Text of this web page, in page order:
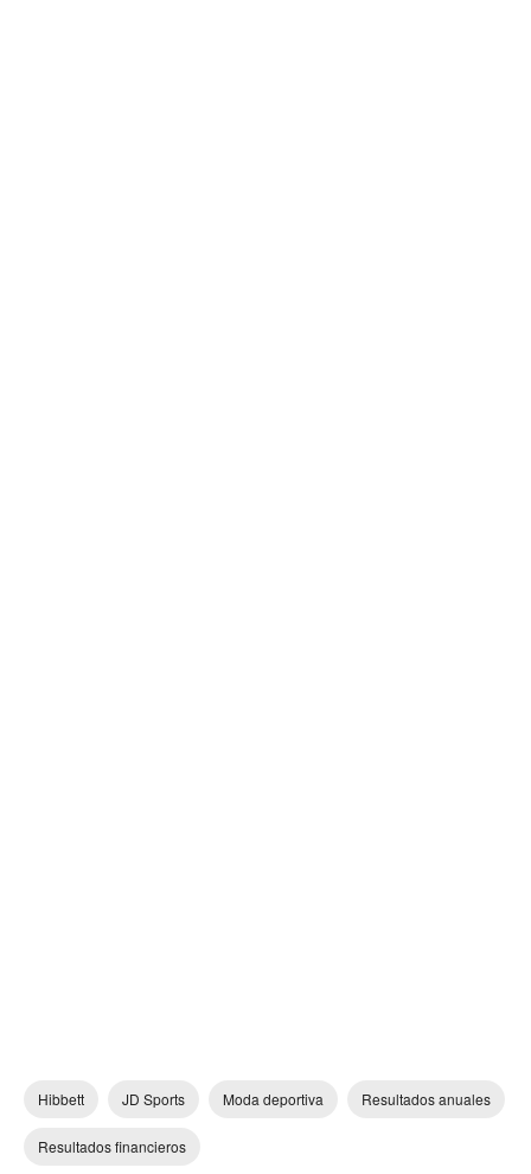
Hibbett JD Sports Moda deportiva Resultados anuales
Resultados financieros